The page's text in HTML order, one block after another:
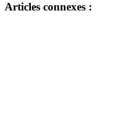
Articles connexes :